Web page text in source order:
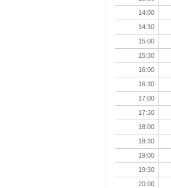
14:00
14:30
15:00
15:30
16:00
16:30
17:00
17:30
18:00
18:30
19:00
19:30
20:00